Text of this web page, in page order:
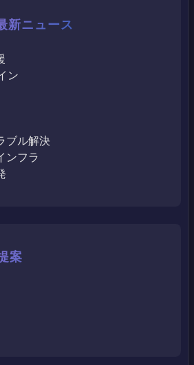
新ニュース
ン
ブル解決
ンフラ
案